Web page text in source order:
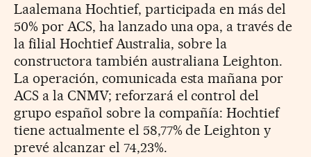
Laalemana Hochtief, participada en más del
50% por ACS, ha lanzado una opa, a través de
la filial Hochtief Australia, sobre la
constructora también australiana Leighton.
La operación, comunicada esta mañana por
ACS a la CNMV; reforzará el control del
grupo español sobre la compañía: Hochtief
tiene actualmente el 58,77% de Leighton y
prevé alcanzar el 74,23%.